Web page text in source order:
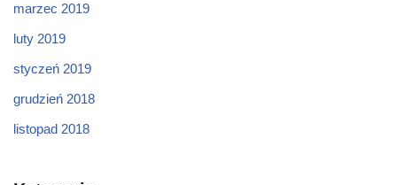
marzec 2019
luty 2019
styczeń 2019
grudzień 2018
listopad 2018